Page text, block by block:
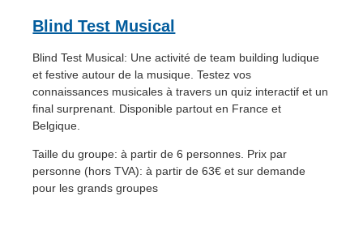
Blind Test Musical
Blind Test Musical: Une activité de team building ludique
et festive autour de la musique. Testez vos
connaissances musicales à travers un quiz interactif et un
final surprenant. Disponible partout en France et
Belgique.
Taille du groupe: à partir de 6 personnes. Prix par
personne (hors TVA): à partir de 63€ et sur demande
pour les grands groupes